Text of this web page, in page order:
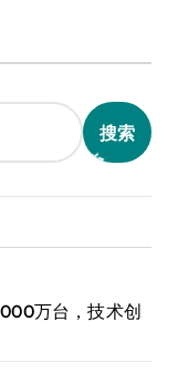
搜索
万台，技术创